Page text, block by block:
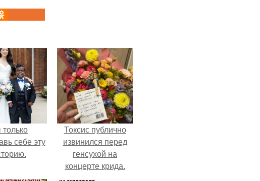
себе эту
Токсис публично
извинился перед
генсухой на
концерте крида.